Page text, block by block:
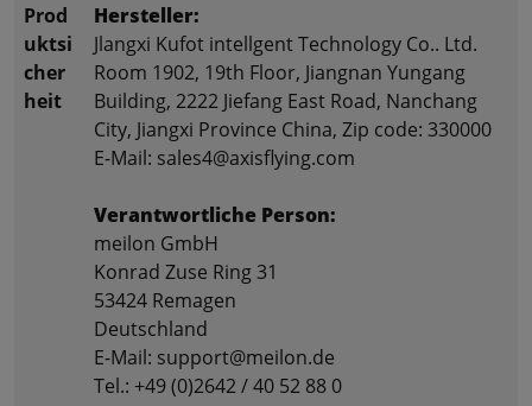
Prod
uktsi
cher
heit
Hersteller:
Jlangxi Kufot intellgent Technology Co.. Ltd.
Room 1902, 19th Floor, Jiangnan Yungang
Building, 2222 Jiefang East Road, Nanchang
City, Jiangxi Province China, Zip code: 330000
E-Mail: sales4@axisflying.com
Verantwortliche Person:
meilon GmbH
Konrad Zuse Ring 31
53424 Remagen
Deutschland
E-Mail: support@meilon.de
Tel.: +49 (0)2642 / 40 52 88 0